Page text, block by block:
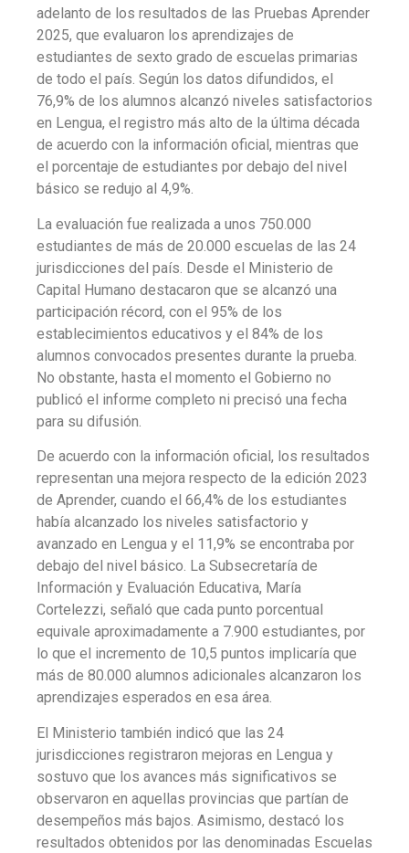
adelanto de los resultados de las Pruebas Aprender
2025, que evaluaron los aprendizajes de
estudiantes de sexto grado de escuelas primarias
de todo el país. Según los datos difundidos, el
76,9% de los alumnos alcanzó niveles satisfactorios
en Lengua, el registro más alto de la última década
de acuerdo con la información oficial, mientras que
el porcentaje de estudiantes por debajo del nivel
básico se redujo al 4,9%.
La evaluación fue realizada a unos 750.000
estudiantes de más de 20.000 escuelas de las 24
jurisdicciones del país. Desde el Ministerio de
Capital Humano destacaron que se alcanzó una
participación récord, con el 95% de los
establecimientos educativos y el 84% de los
alumnos convocados presentes durante la prueba.
No obstante, hasta el momento el Gobierno no
publicó el informe completo ni precisó una fecha
para su difusión.
De acuerdo con la información oficial, los resultados
representan una mejora respecto de la edición 2023
de Aprender, cuando el 66,4% de los estudiantes
había alcanzado los niveles satisfactorio y
avanzado en Lengua y el 11,9% se encontraba por
debajo del nivel básico. La Subsecretaría de
Información y Evaluación Educativa, María
Cortelezzi, señaló que cada punto porcentual
equivale aproximadamente a 7.900 estudiantes, por
lo que el incremento de 10,5 puntos implicaría que
más de 80.000 alumnos adicionales alcanzaron los
aprendizajes esperados en esa área.
El Ministerio también indicó que las 24
jurisdicciones registraron mejoras en Lengua y
sostuvo que los avances más significativos se
observaron en aquellas provincias que partían de
desempeños más bajos. Asimismo, destacó los
resultados obtenidos por las denominadas Escuelas